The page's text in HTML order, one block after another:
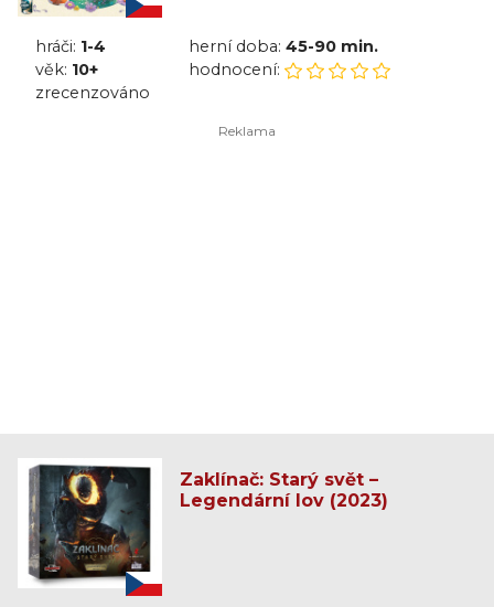
hráči: 1-4 herní doba: 45-90 min.
věk: 10+
hodnocení:
zrecenzováno
Zaklínač: Starý svět –
Legendární lov (2023)